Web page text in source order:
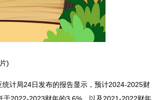
)
计局24日发布的报告显示，预计2024-2025财